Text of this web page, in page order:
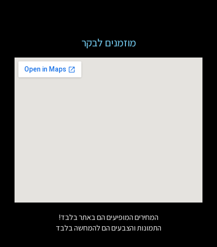
מוזמנים לבקר
המחירים המופיעים הם באתר בלבד!
התמונות והצבעים הם להמחשה בלבד